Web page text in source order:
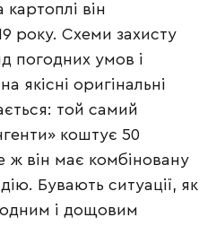
він
року. Схеми захисту
погодних умов і
якісні оригінальні
той самий
коштує 50
ж він має комбіновану
Бувають ситуації, як
і дощовим